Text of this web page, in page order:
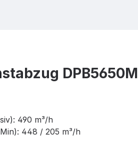
490 m³/h
448 / 205 m³/h